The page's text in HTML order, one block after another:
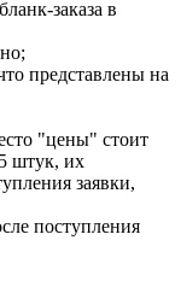
заказа в
представлены на
"цены" стоит
штук, их
заявки,
поступления